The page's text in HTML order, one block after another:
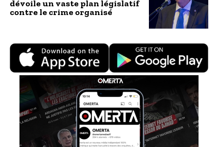
dévoile un vaste plan législatif
contre le crime organisé